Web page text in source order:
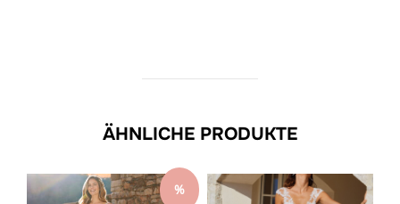
ÄHNLICHE PRODUKTE
%